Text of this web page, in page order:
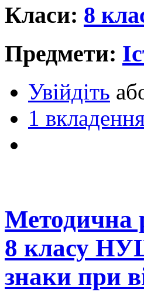
Класи: 8
Предмети:
Увійдіть
1
Методична
8 класу
знаки при